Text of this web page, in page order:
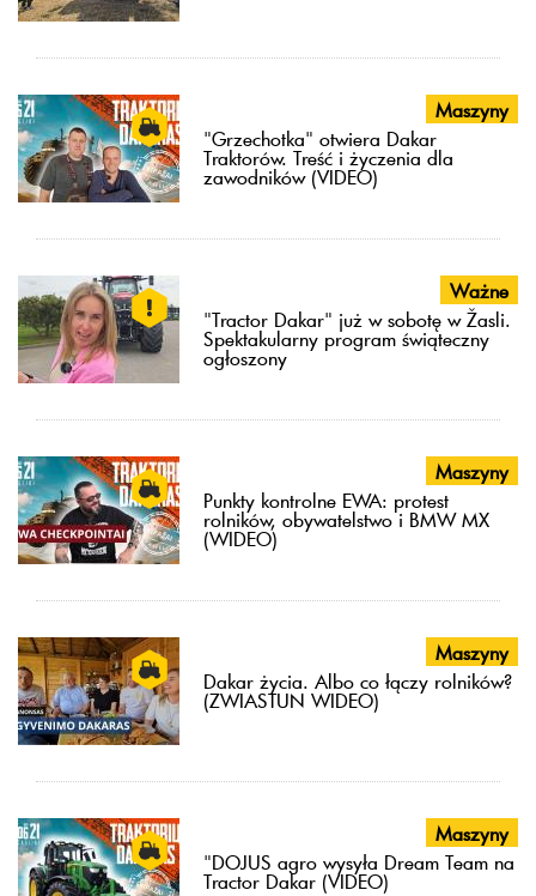
Maszyny
"Grzechotka" otwiera Dakar
Traktorów. Treść i życzenia dla
zawodników (VIDEO)
Ważne
"Tractor Dakar" już w sobotę w Žasli.
Spektakularny program świąteczny
ogłoszony
Maszyny
Punkty kontrolne EWA: protest
rolników, obywatelstwo i BMW MX
(WIDEO)
Maszyny
Dakar życia. Albo co łączy rolników?
(ZWIASTUN WIDEO)
Maszyny
"DOJUS agro wysyła Dream Team na
Tractor Dakar (VIDEO)